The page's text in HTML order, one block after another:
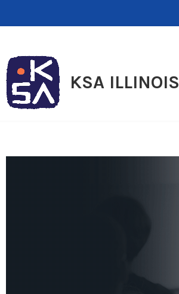
KSA ILLINOIS